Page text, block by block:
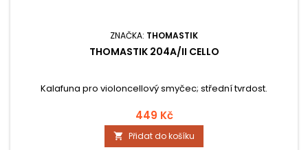
ZNAČKA: THOMASTIK
THOMASTIK 204A/II CELLO
Kalafuna pro violoncellový smyčec; střední tvrdost.
449 Kč
 Přidat do košíku